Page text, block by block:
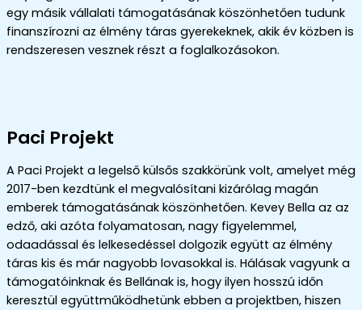
egy másik vállalati támogatásának köszönhetően tudunk
finanszírozni az élmény táras gyerekeknek, akik év közben is
rendszeresen vesznek részt a foglalkozásokon.
Paci Projekt
A Paci Projekt a legelső külsős szakkörünk volt, amelyet még
2017-ben kezdtünk el megvalósítani kizárólag magán
emberek támogatásának köszönhetően. Kevey Bella az az
edző, aki azóta folyamatosan, nagy figyelemmel,
odaadással és lelkesedéssel dolgozik együtt az élmény
táras kis és már nagyobb lovasokkal is. Hálásak vagyunk a
támogatóinknak és Bellának is, hogy ilyen hosszú időn
keresztül együttműködhetünk ebben a projektben, hiszen